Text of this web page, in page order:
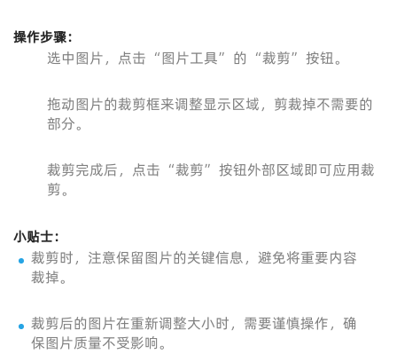
操作步骤：
选中图片，点击 “图片工具” 的 “裁剪” 按钮。
拖动图片的裁剪框来调整显示区域，剪裁掉不需要的
部分。
裁剪完成后，点击 “裁剪” 按钮外部区域即可应用裁
剪。
小贴士：
裁剪时，注意保留图片的关键信息，避免将重要内容
裁掉。
裁剪后的图片在重新调整大小时，需要谨慎操作，确
保图片质量不受影响。